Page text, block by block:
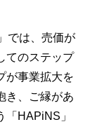
では、売価が
てのステップ
が事業拡大を
き、ご縁があ
「HAPiNS」